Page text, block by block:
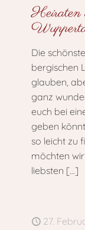
Die
bergischen
glauben,
ganz
euch bei
geben
so leicht zu
möchten
liebsten […]
27.